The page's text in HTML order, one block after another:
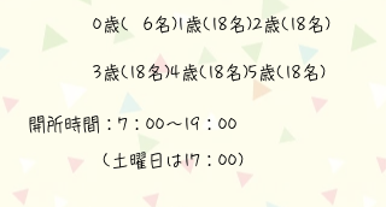
​ 0歳( 6名)1歳(18名)2歳(18名)
​ 3歳(18名)4歳(18名)5歳(18名)
開所時間：7：00～19：00
(土曜日は17：00)